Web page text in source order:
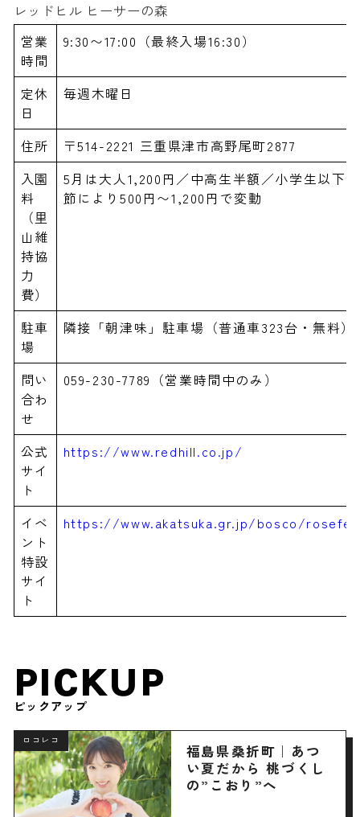
レッドヒル ヒーサーの森
営業
時間
9:30〜17:00（最終入場16:30）
定休
日
毎週木曜日
住所
〒514-2221 三重県津市高野尾町2877
入園
料
（里
山維
持協
力
費）
5月は大人1,200円／中高生半額／小学生以下
節により500円〜1,200円で変動
駐車
場
隣接「朝津味」駐車場（普通車323台・無料）
問い
合わ
せ
059-230-7789（営業時間中のみ）
公式
サイ
ト
https://www.redhill.co.jp/
イベ
ント
特設
サイ
ト
https://www.akatsuka.gr.jp/bosco/
PICKUP
ピックアップ
ロコレコ
福島県桑折町｜あつ
い夏だから 桃づくし
の”こおり”へ